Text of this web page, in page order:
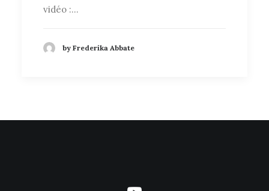
vidéo :…
by Frederika Abbate